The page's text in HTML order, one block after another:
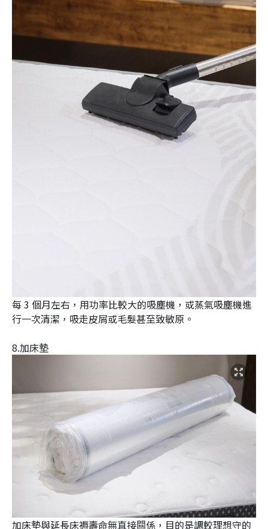
每 3 個月左右，用功率比較大的吸塵機，或蒸氣吸塵機進
行一次清潔，吸走皮屑或毛髮甚至致敏原。
8.加床墊
加床墊與延長床褥壽命無直接闗係，目的是調較理想守的